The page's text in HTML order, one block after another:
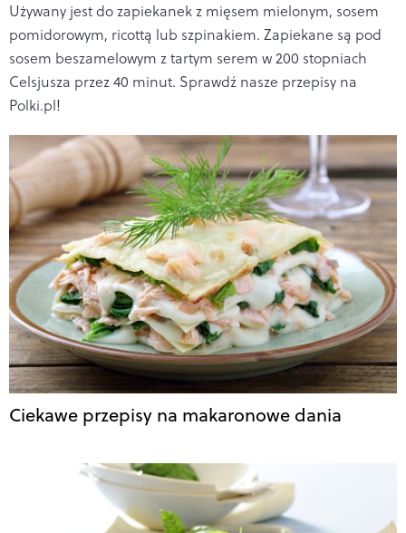
Używany jest do zapiekanek z mięsem mielonym, sosem
pomidorowym, ricottą lub szpinakiem. Zapiekane są pod
sosem beszamelowym z tartym serem w 200 stopniach
Celsjusza przez 40 minut. Sprawdź nasze przepisy na
Polki.pl!
Ciekawe przepisy na makaronowe dania